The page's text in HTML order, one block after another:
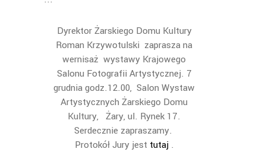
Dyrektor Żarskiego Domu Kultury
Roman Krzywotulski zaprasza na
wernisaż wystawy Krajowego
Salonu Fotografii Artystycznej. 7
grudnia godz.12.00, Salon Wystaw
Artystycznych Żarskiego Domu
Kultury, Żary, ul. Rynek 17.
Serdecznie zapraszamy.
Protokół Jury jest tutaj.